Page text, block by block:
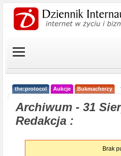
the:protocol Aukcje Bukmacherzy
Archiwum - 31
Redakcja :
Brak